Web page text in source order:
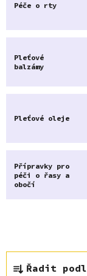
Péče o rty
Pleťové
balzámy
Pleťové oleje
Přípravky pro
péči o řasy a
obočí
Ř
Řadit